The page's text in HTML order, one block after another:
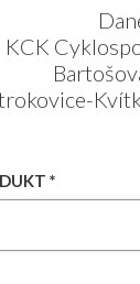
KCK
*